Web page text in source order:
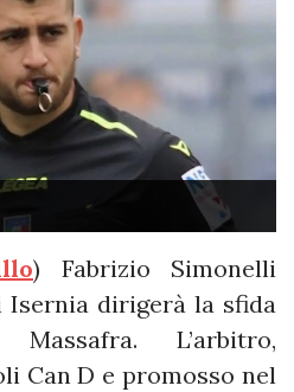
) Fabrizio Simonelli
Isernia dirigerà la sfida
L’arbitro,
Can D e promosso nel